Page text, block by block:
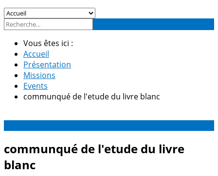
Vous êtes ici :
Accueil
Présentation
Missions
Events
communqué de l'etude du livre blanc
communqué de l'etude du livre
blanc